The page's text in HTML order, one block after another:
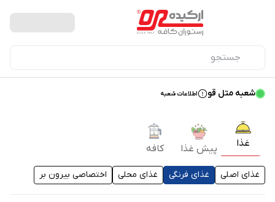
شعبه متل قو اطلاعات شعبه
غذا پیش غذا کافه
غذای اصلی غذای فرنگی غذای محلی اختصاصی بیرون بر